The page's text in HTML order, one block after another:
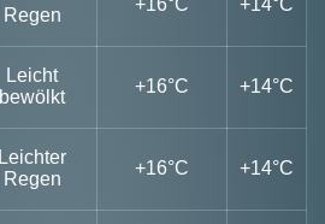
Regen
Leicht
bewölkt
+16°C +14°C
Leichter
Regen
+16°C +14°C